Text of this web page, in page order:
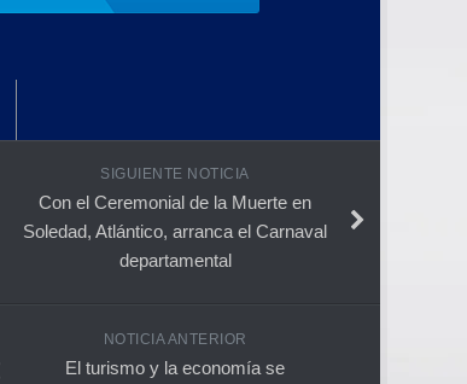
SIGUIENTE NOTICIA
Con el Ceremonial de la Muerte en
Soledad, Atlántico, arranca el Carnaval
departamental
NOTICIA ANTERIOR
El turismo y la economía se